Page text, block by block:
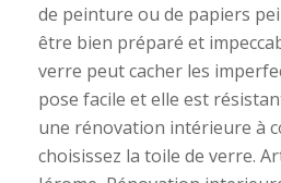
de peinture ou de papiers
être bien préparé et
verre peut cacher les
pose facile et elle est
une rénovation intérieure à
choisissez la toile de verre.